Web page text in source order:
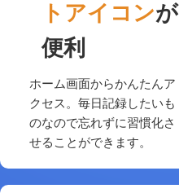
トアイコンが
便利
ホーム画面からかんたんア
クセス。毎日記録したいも
のなので忘れずに習慣化さ
せることができます。